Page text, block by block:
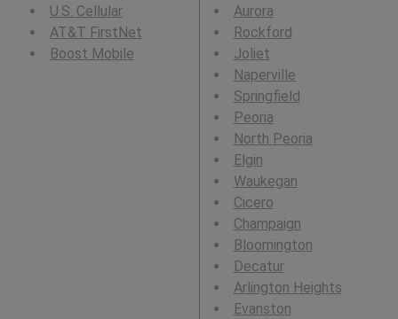
U.S. Cellular
AT&T FirstNet
Boost Mobile
Aurora
Rockford
Joliet
Naperville
Springfield
Peoria
North Peoria
Elgin
Waukegan
Cicero
Champaign
Bloomington
Decatur
Arlington Heights
Evanston